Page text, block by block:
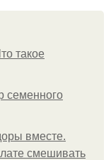
такое
семенного
вместе.
смешивать